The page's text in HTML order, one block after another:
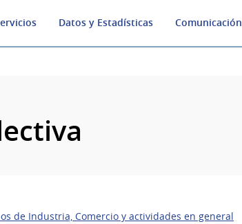
Datos y Estadísticas Comunicación
de Industria, Comercio y actividades en general